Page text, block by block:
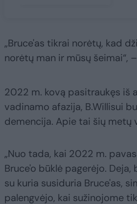
„Bruce'as tikrai norėtų, kad
norėtų man ir mūsų šeimai“,
2022 m. kovą pasitraukęs iš
vadinamo afazija, B.Willisui
demencija. Apie tai šių metų
„Nuo tada, kai 2022 m.
Bruce'o būklė pagerėjo.
su kuria susiduria Bruce'as,
palengvėjo, kai sužinojome